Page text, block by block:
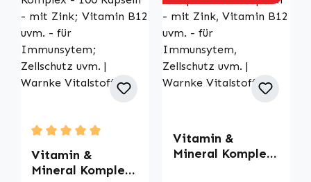
Durchschnittliche Bewertung von 5 von 5 Sternen
Vitamin &
Mineral Komplex
Vitamin &
Mineral Komplex